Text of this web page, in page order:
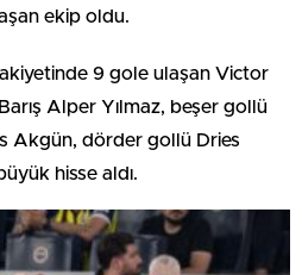
ekip oldu.
9 gole ulaşan Victor
Alper Yılmaz, beşer gollü
Akgün, dörder gollü Dries
hisse aldı.